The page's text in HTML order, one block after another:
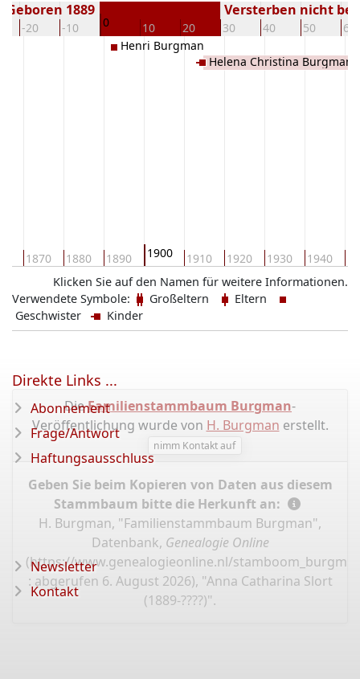
-20 -10 0 10 20 30 40 50 60
Geboren 1889 Versterben nicht
1870 1880 1890 1900 1910 1920 1930 1940
Henri Burgman
Helena Christina Burgman
Klicken Sie auf den Namen für weitere Informationen.
Verwendete Symbole:
Großeltern
Eltern
Geschwister
Kinder
DieFamilienstammbaum Burgman-
Veröffentlichung wurde von H. Burgman erstellt.
nimm Kontakt auf
Geben Sie beim Kopieren von Daten aus diesem
Stammbaum bitte die Herkunft an:
H. Burgman, "Familienstammbaum Burgman",
Datenbank, Genealogie Online
(https://www.genealogieonline.nl/
: abgerufen 6. August 2026), "Anna Catharina Slort
(1889-????)".
Direkte Links ...
Abonnement
Frage/Antwort
Haftungsausschluss
Newsletter
Kontakt